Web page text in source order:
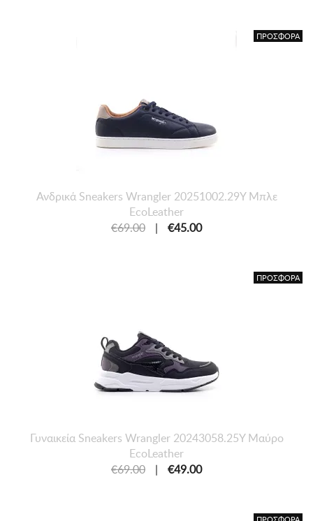
ΠΡΟΣΦΟΡΑ
Ανδρικά Sneakers Wrangler 20251002.29Y Μπλε
EcoLeather
€69.00
| €45.00
ΠΡΟΣΦΟΡΑ
Γυναικεία Sneakers Wrangler 20243058.25Y Μαύρο
EcoLeather
€69.00
| €49.00